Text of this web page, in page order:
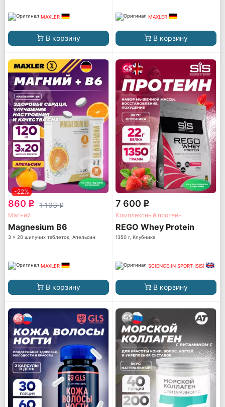
MAXLER
В корзину
MAXLER
В корзину
-22%
860 q 1 103q
Магний
Magnesium B6
3 x 20 шипучих таблеток, Апельсин
MAXLER
В корзину
7 600 q
Комплексный протеин
REGO Whey Protein
1350 г, Клубника
SCIENCE IN SPORT (SiS)
В корзину